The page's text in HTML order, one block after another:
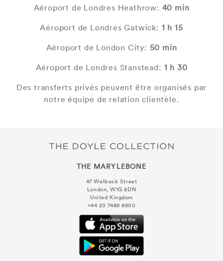
Aéroport de Londres Heathrow: 40 min
Aéroport de Londres Gatwick: 1 h 15
Aéroport de London City: 50 min
Aéroport de Londres Stanstead: 1 h 30
Des transferts privés peuvent être organisés par
notre équipe de relation clientèle.
THE MARYLEBONE
47 Welbeck Street
London, W1G 8DN
United Kingdom
+44 20 7486 6600